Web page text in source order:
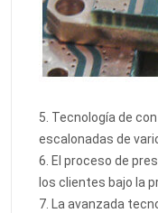
5. Tecnología de
escalonadas de
6. El proceso de
los clientes bajo la
7. La avanzada